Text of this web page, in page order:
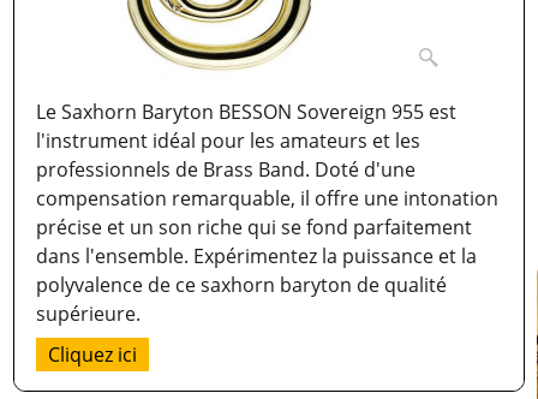
Le Saxhorn Baryton BESSON Sovereign 955 est
l'instrument idéal pour les amateurs et les
professionnels de Brass Band. Doté d'une
compensation remarquable, il offre une intonation
précise et un son riche qui se fond parfaitement
dans l'ensemble. Expérimentez la puissance et la
polyvalence de ce saxhorn baryton de qualité
supérieure.
Cliquez ici